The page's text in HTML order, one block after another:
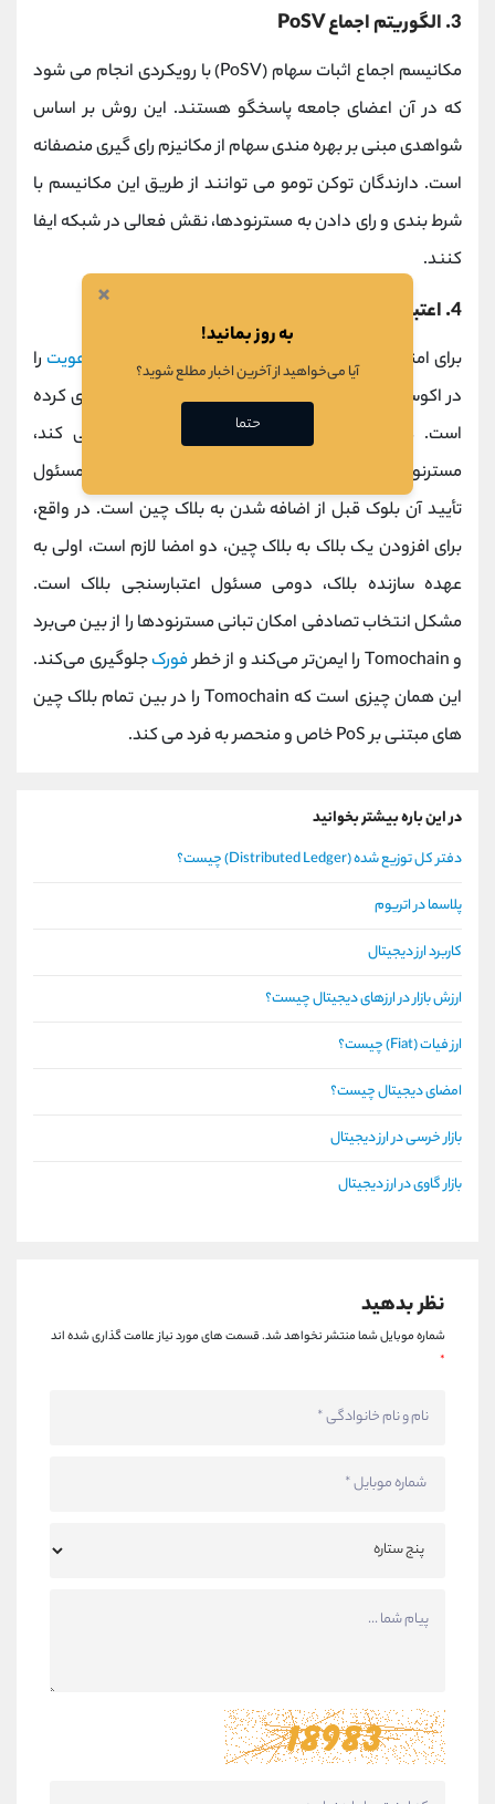
3. الگوریتم اجماع PoSV
مکانیسم اجماع اثبات سهام (PoSV) با رویکردی انجام می شود
که در آن اعضای جامعه پاسخگو هستند. این روش بر اساس
شواهدی مبنی بر بهره مندی سهام از مکانیزم رای گیری منصفانه
است. دارندگان توکن تومو می توانند از طریق این مکانیسم با
شرط بندی و رای دادن به مسترنودها، نقش فعالی در شبکه ایفا
کنند.
4. اعتبارسنجی دوگانه
برای امنیت بیشتر، Tomochain یک لایه اضافی از احراز هویت را
در اکوسیستم خود به نام احراز هویت دوگانه پیاده سازی کرده
است. هنگامی که یک مسترنود یک بلوک ایجاد می کند،
مسترنود دیگری که به طور تصادفی انتخاب شده است مسئول
تأیید آن بلوک قبل از اضافه شدن به بلاک چین است. در واقع،
برای افزودن یک بلاک به بلاک چین، دو امضا لازم است، اولی به
عهده سازنده بلاک، دومی مسئول اعتبارسنجی بلاک است.
مشکل انتخاب تصادفی امکان تبانی مسترنودها را از بین می‌برد
و Tomochain را ایمن‌تر می‌کند و از خطر
فورکجلوگیری می‌کند.
این همان چیزی است که Tomochain را در بین تمام بلاک چین
های مبتنی بر PoS خاص و منحصر به فرد می کند.
در این باره بیشتر بخوانید
دفتر کل توزیع شده (Distributed Ledger) چیست؟
پلاسما در اتریوم
کاربرد ارز دیجیتال
ارزش بازار در ارزهای دیجیتال چیست؟
ارز فیات (Fiat) چیست؟
امضای دیجیتال چیست؟
بازار خرسی در ارز دیجیتال
بازار گاوی در ارز دیجیتال
نظر بدهید
شماره موبایل شما منتشر نخواهد شد.قسمت های مورد نیاز علامت گذاری شده اند
*
×
به روز بمانید!
آیا می‌خواهید از آخرین اخبار مطلع شوید؟
حتما